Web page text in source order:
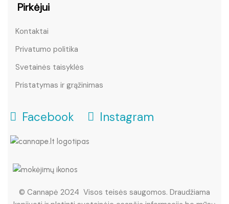
Pirkėjui
Kontaktai
Privatumo politika
Svetainės taisyklės
Pristatymas ir grąžinimas
Facebook Instagram
© Cannapė 2024 Visos teisės saugomos. Draudžiama